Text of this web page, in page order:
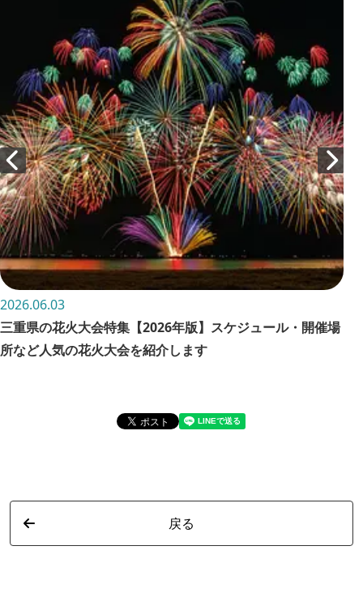
2026.06.03
三重県の花火大会特集【2026年版】スケジュール・開催場
所など人気の花火大会を紹介します
戻る